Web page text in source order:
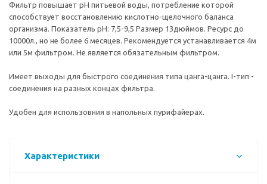
Фильтр повышает pH питьевой воды, потребление которой
способствует восстановлению кислотно-щелочного баланса
организма. Показатель pH: 7,5-9,5 Размер 13дюймов. Ресурс до
10000л., но не более 6 месяцев. Рекомендуется устанавливается 4м
или 5м фильтром. Не является обязательным фильтром.
Имеет выходы для быстрого соединения типа цанга-цанга. I-тип -
соединения на разных концах фильтра.
Удобен для использовния в напольных пурифайерах.
Характеристики